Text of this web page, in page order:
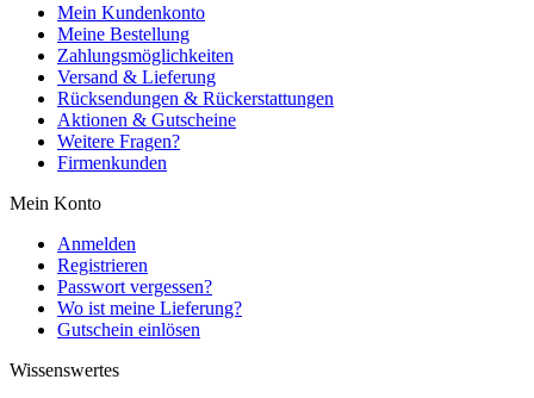
Mein Kundenkonto
Meine Bestellung
Zahlungsmöglichkeiten
Versand & Lieferung
Rücksendungen & Rückerstattungen
Aktionen & Gutscheine
Weitere Fragen?
Firmenkunden
Mein Konto
Anmelden
Registrieren
Passwort vergessen?
Wo ist meine Lieferung?
Gutschein einlösen
Wissenswertes